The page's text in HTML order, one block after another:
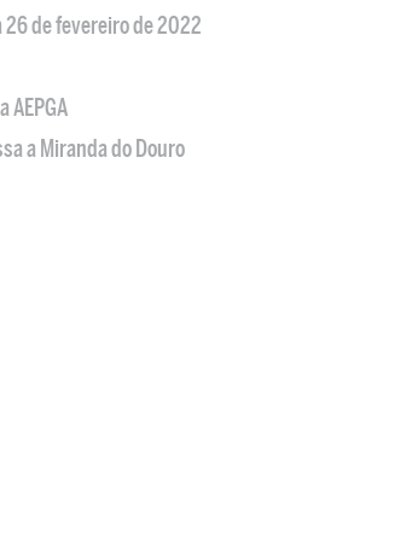
26 de fevereiro de 2022
AEPGA
a Miranda do Douro